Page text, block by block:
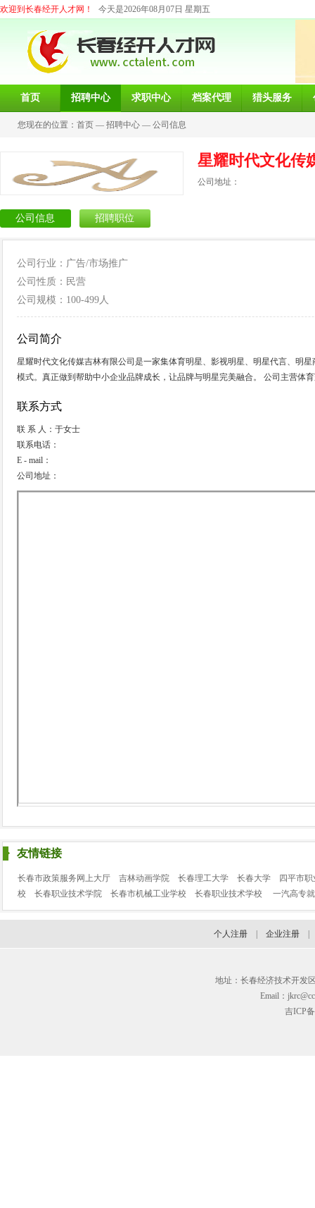
欢迎到长春经开人才网！ 今天是2026年08月07日 星期五
首页 招聘中心 求职中心 档案代理 猎头服务
您现在的位置： 首页 — 招聘中心 — 公司信息
星耀时代文化传
公司地址：
公司信息 招聘职位
公司行业：广告/市场推广
公司性质：民营
公司规模：100-499人
公司简介
星耀时代文化传媒吉林有限公司是一家集体育明星、影视明星、明星代言、明
模式。真正做到帮助中小企业品牌成长，让品牌与明星完美融合。 公司主营体
联系方式
联 系 人：于女士
联系电话：
E - mail：
公司地址：
友情链接
长春市政策服务网上大厅 吉林动画学院 长春理工大学 长春大学
四平市
校
长春职业技术学院 长春市机械工业学校 长春职业技术学校 一汽高专
个人注册 企业注册
地址：长春经济技术开发
Email：
吉ICP